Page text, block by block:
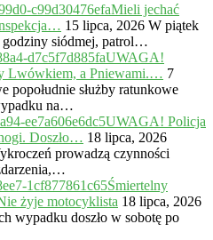
Mieli jechać
15 lipca, 2026 W piątek
godziny siódmej, patrol…
UWAGA!
Lwówkiem, a Pniewami.… 7
popołudnie służby ratunkowe
na…
UWAGA! Policja
Doszło… 18 lipca, 2026
prowadzą czynności
Śmiertelny
żyje motocyklista 18 lipca, 2026
wypadku doszło w sobotę po